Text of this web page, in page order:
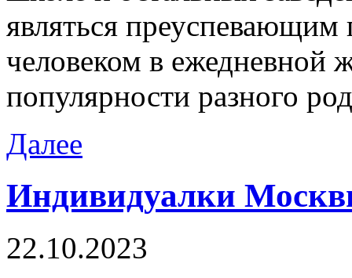
являться преуспевающим
человеком в ежедневной
популярности разного
Далее
Индивидуалки
22.10.2023